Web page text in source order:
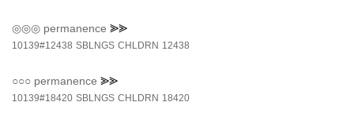
◎◎◎ permanence ⪢⪢
10139#12438 SBLNGS CHLDRN 12438
○○○ permanence ⪢⪢
10139#18420 SBLNGS CHLDRN 18420